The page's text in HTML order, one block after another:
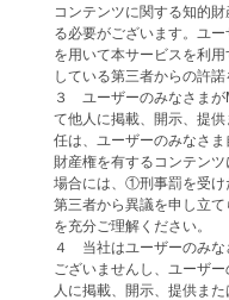
コンテンツに関する知的
る必要がございます。ユ
を用いて本サービスを利
している第三者からの許諾
３ ユーザーのみなさまが
て他人に掲載、開示、提
任は、ユーザーのみなさ
財産権を有するコンテン
場合には、①刑事罰を受
第三者から異議を申し立
を充分ご理解ください。
４ 当社はユーザーのみな
ございませんし、ユーザ
人に掲載、開示、提供ま